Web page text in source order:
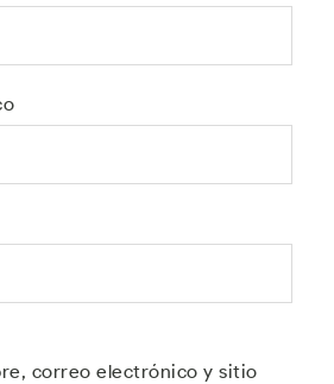
correo electrónico y sitio